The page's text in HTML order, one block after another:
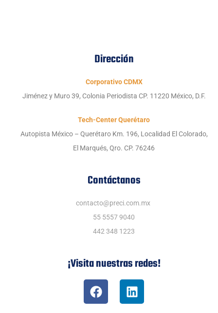
Dirección
Corporativo CDMX
Jiménez y Muro 39, Colonia Periodista CP. 11220 México, D.F.
Tech-Center Querétaro
Autopista México – Querétaro Km. 196, Localidad El Colorado,
El Marqués, Qro. CP. 76246
Contáctanos
contacto@preci.com.mx
55 5557 9040
442 348 1223
¡Visita nuestras redes!